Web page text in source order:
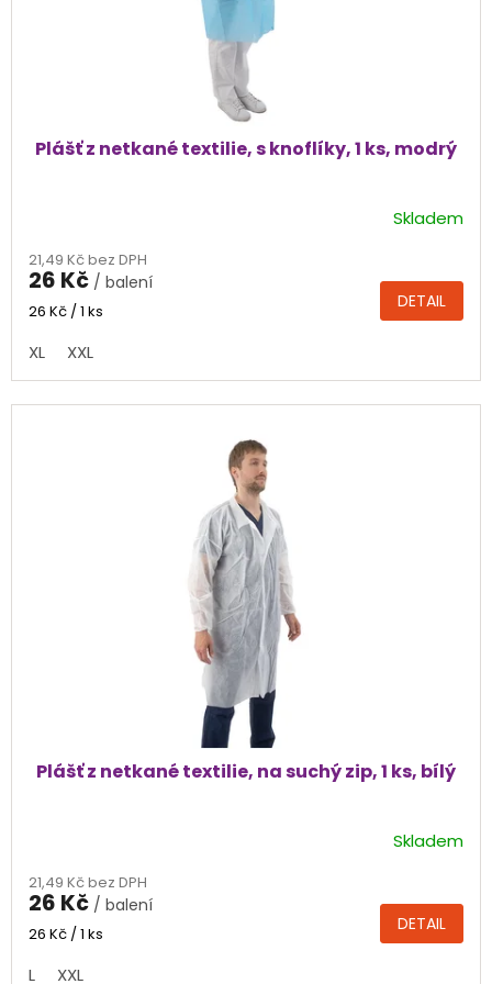
Plášť z netkané textilie, s knoflíky, 1 ks, modrý
produktu
je
4,5
5
hvězdiček.
Skladem
21,49 Kč bez DPH
26 Kč / balení
Měrná
26 Kč / 1 ks DETAIL
XL XXL
Plášť z netkané textilie, na suchý zip, 1 ks, bílý
produktu
je
5,0
5
Skladem
21,49 Kč bez DPH
26 Kč / balení
Měrná
26 Kč / 1 ks DETAIL
L XXL